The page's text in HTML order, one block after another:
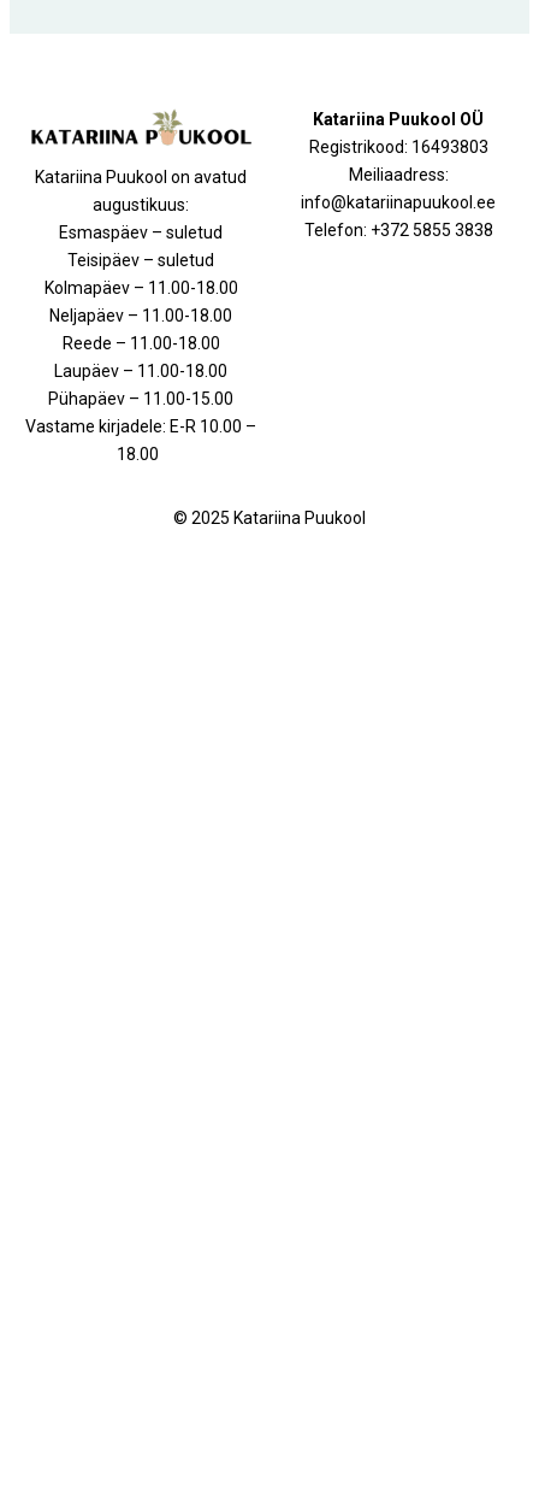
Katariina Puukool on avatud
augustikuus:
Esmaspäev – suletud
Teisipäev – suletud
Kolmapäev – 11.00-18.00
Neljapäev – 11.00-18.00
Reede – 11.00-18.00
Laupäev – 11.00-18.00
Pühapäev – 11.00-15.00
Vastame kirjadele: E-R 10.00 –
18.00
Katariina Puukool OÜ
Registrikood: 16493803
Meiliaadress:
info@katariinapuukool.ee
Telefon: +372 5855 3838
© 2025 Katariina Puukool